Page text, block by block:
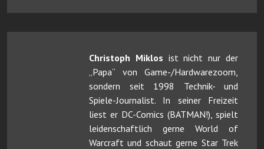
Christoph Miklos ist nicht nur der
„Papa“ von Game-/Hardwarezoom,
sondern seit 1998 Technik- und
Spiele-Journalist. In seiner Freizeit
liest er DC-Comics (BATMAN!), spielt
leidenschaftlich gerne World of
Warcraft und schaut gerne Star Trek